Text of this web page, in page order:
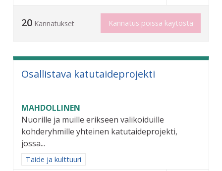
20 Kannatukset Kannatus poissa käytöstä
Osallistava katutaideprojekti
MAHDOLLINEN
Nuorille ja muille erikseen valikoiduille
kohderyhmille yhteinen katutaideprojekti,
jossa...
Rajaa tulokset aihepiirin mukaan: Taide ja kulttuuri
Taide ja kulttuuri